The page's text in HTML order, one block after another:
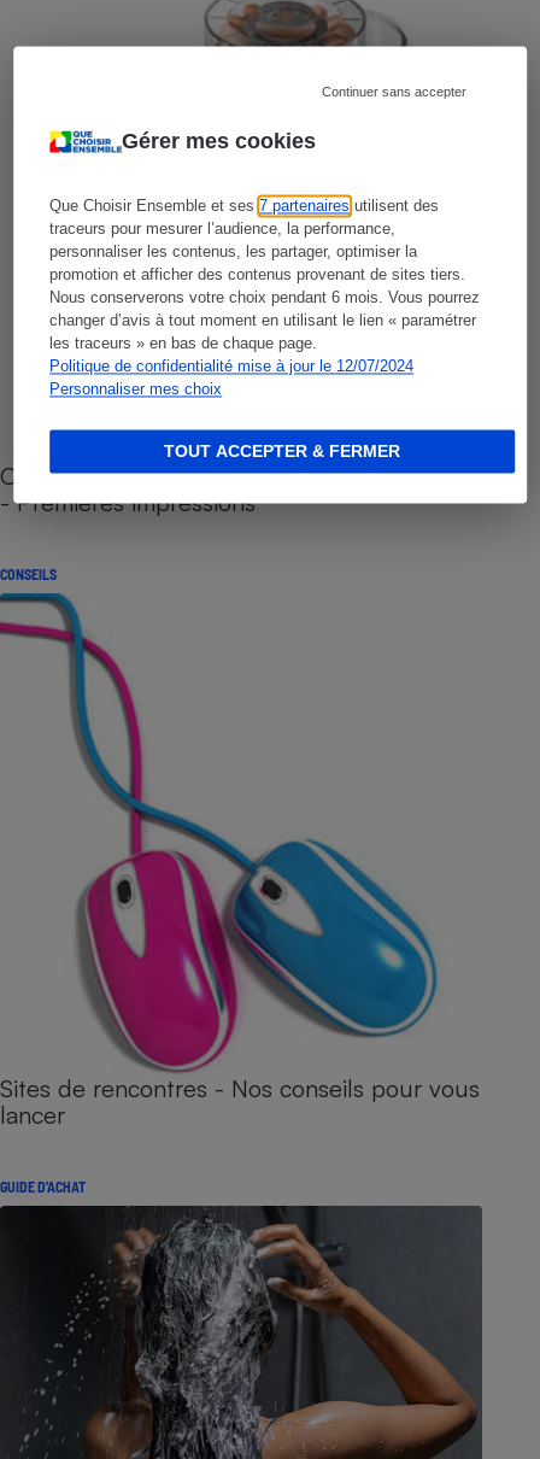
Gérer mes cookies
Que Choisir Ensemble et ses7 partenaires utilisent des
traceurs pour mesurer l’audience, la performance,
personnaliser les contenus, les partager, optimiser la
promotion et afficher des contenus provenant de sites tiers.
Nous conserverons votre choix pendant 6 mois. Vous pourrez
changer d’avis à tout moment en utilisant le lien « paramétrer
les traceurs » en bas de chaque page.
Politique de confidentialité mise à jour le 12/07/2024
Personnaliser mes choix
Continuer sans accepter
TOUT ACCEPTER & FERMER
Cafetière à capsules zéro déchet CoffeeB (vidéo)
- Premières impressions
CONSEILS
Sites de rencontres - Nos conseils pour vous
lancer
GUIDE D'ACHAT